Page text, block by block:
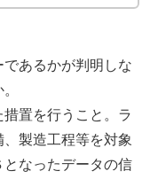
であるかが判明しな
措置を行うこと。ラ
製造工程等を対象
なったデータの信